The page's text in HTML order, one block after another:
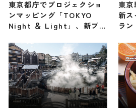
東京都庁でプロジェクショ
ンマッピング「TOKYO
Night ＆ Light」、新プロ
に立って」など4作品上映
開始
東
新
ラ